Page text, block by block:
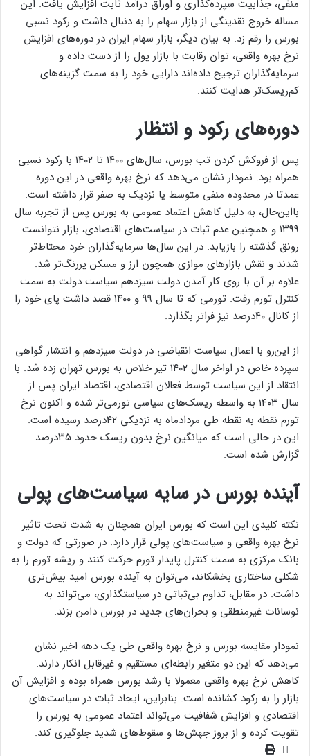
منفی، جذابیت سپرده‌گذاری و اوراق درآمد ثابت افزایش یافت. این
مساله خروج نقدینگی از بازار سهام را به دنبال داشت و رکود نسبی
بورس را رقم زد. به بیان دیگر، بازار سهام ایران در دوره‌های افزایش
نرخ بهره واقعی، توان رقابت با بازار پول را از دست داده و
سرمایه‌گذاران ترجیح داده‌اند دارایی خود را به سمت گزینه‌های
کم‌ریسک‌تر هدایت کنند.
دوره‌های رکود و انتظار
پس از فروکش کردن تب بورس، سال‌های ۱۴۰۰ تا ۱۴۰۲ با رکود نسبی
همراه بود. نمودار نشان می‌دهد که نرخ بهره واقعی در این دوره
عمدتا در محدوده منفی متوسط یا نزدیک به صفر قرار داشته است.
با‌این‌حال، به دلیل کاهش اعتماد عمومی به بورس پس از تجربه سال
۱۳۹۹ و همچنین عدم ثبات در سیاست‌های اقتصادی، بازار نتوانست
رونق گذشته را بازیابد. در این سال‌ها سرمایه‌گذاران خرد محتاط‌تر
شدند و نقش بازارهای موازی همچون ارز و مسکن پررنگ‌تر شد.
علاوه بر آن با روی کار آمدن دولت سیزدهم سیاست دولت به سمت
کنترل تورم رفت. تورمی که تا سال ۹۹ و ۱۴۰۰ قصد داشت پای خود را
از کانال ۴۰درصد نیز فراتر بگذارد.
از این‌رو با اعمال سیاست انقباضی در دولت سیزدهم و انتشار گواهی
سپرده خاص در اواخر سال ۱۴۰۲ تیر خلاص به بورس تهران زده شد. با
انتقاد از این سیاست توسط فعالان اقتصادی، اقتصاد ایران پس از
سال ۱۴۰۳ به واسطه ریسک‌های سیاسی تورمی‌تر شده و اکنون نرخ
تورم نقطه به نقطه طی مردادماه به نزدیکی ۴۲درصد رسیده است.
این در حالی است که میانگین نرخ بدون ریسک حدود ۳۵درصد
گزارش شده است.
آینده بورس در سایه سیاست‌های پولی
نکته کلیدی این است که بورس ایران همچنان به شدت تحت تاثیر
نرخ بهره واقعی و سیاست‌های پولی قرار دارد. در صورتی که دولت و
بانک مرکزی به سمت کنترل پایدار تورم حرکت کنند و ریشه تورم را به
شکلی ساختاری بخشکاند، می‌توان به آینده بورس امید بیش‌تری
داشت. در مقابل، تداوم بی‌ثباتی در سیاستگذاری، می‌تواند به
نوسانات غیرمنطقی و بحران‌های جدید در بورس دامن بزند.
نمودار مقایسه بورس و نرخ بهره واقعی طی یک دهه اخیر نشان
می‌دهد که این دو متغیر رابطه‌ای مستقیم و غیرقابل انکار دارند.
کاهش نرخ بهره واقعی معمولا با رشد بورس همراه بوده و افزایش آن
بازار را به رکود کشانده است. بنابراین، ایجاد ثبات در سیاست‌های
اقتصادی و افزایش شفافیت می‌تواند اعتماد عمومی به بورس را
تقویت کرده و از بروز جهش‌ها و سقوط‌های شدید جلوگیری کند.